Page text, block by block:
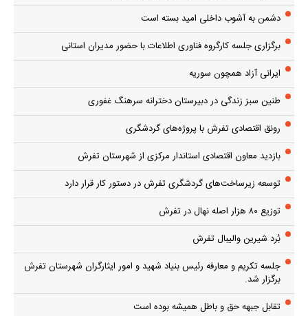
دشمن به آشوب داخلی امید بسته است
برگزاری جلسه کارگروه فناوری اطلاعات با حضور مدیران استانی
ایرانی آزاد همچون سوریه
طنین سبز زندگی در دبیرستان دخترانه سرهنگ غفوری
رونق اقتصادی تفرش با پروژه‌های گردشگری
بازدید معاون اقتصادی استاندار مرکزی از شهرستان تفرش
توسعه زیرساخت‌های گردشگری تفرش در دستور کار قرار دارد
توزیع ۸۰ هزار اصله نهال در تفرش
بُرد شیرین والیبال تفرش
جلسه تکریم و معارفه رئیس بنیاد شهید و امور ایثارگران شهرستان تفرش
برگزار شد.
تقابل جبهه حق و باطل همیشه بوده است